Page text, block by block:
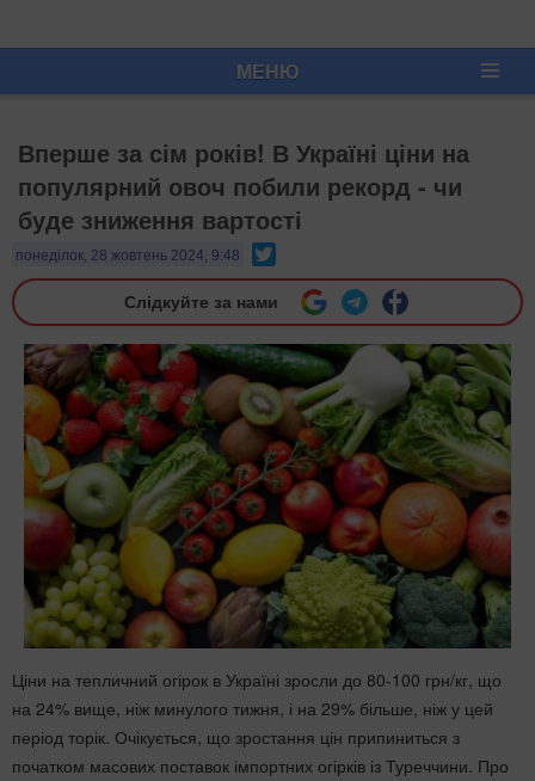
МЕНЮ
Вперше за сім років! В Україні ціни на
популярний овоч побили рекорд - чи
буде зниження вартості
понеділок, 28 жовтень 2024, 9:48
Слідкуйте за нами
Ціни на тепличний огірок в Україні зросли до 80-100 грн/кг, що
на 24% вище, ніж минулого тижня, і на 29% більше, ніж у цей
період торік. Очікується, що зростання цін припиниться з
початком масових поставок імпортних огірків із Туреччини. Про